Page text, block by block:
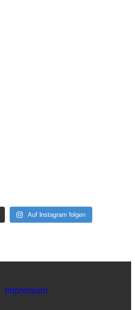
Auf Instagram folgen
Impressum